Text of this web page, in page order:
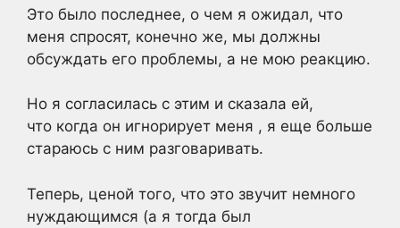
Это было последнее, о чем я ожидал, что
меня спросят, конечно же, мы должны
обсуждать его проблемы, а не мою реакцию.
Но я согласилась с этим и сказала ей,
что когда он игнорирует меня , я еще больше
стараюсь с ним разговаривать.
Теперь, ценой того, что это звучит немного
нуждающимся (а я тогда был